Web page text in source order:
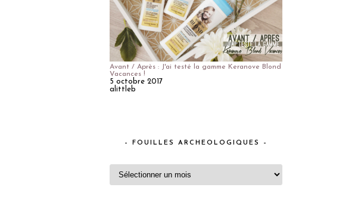
Avant / Après : J'ai testé la gamme Keranove Blond
Vacances !
5 octobre 2017
alittleb
– FOUILLES ARCHEOLOGIQUES –